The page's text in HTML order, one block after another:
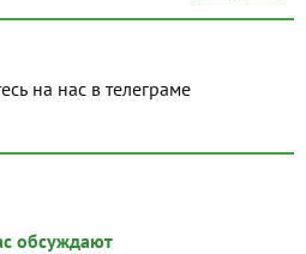
Подпишитесь на нас в телеграме
обсуждают